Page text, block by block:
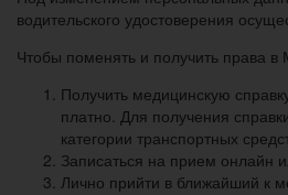
водительского удостоверения
Чтобы поменять и получить права
Получить медицинскую
платно. Для получения
категории транспортных
Записаться на прием онлайн
Лично прийти в ближайший к